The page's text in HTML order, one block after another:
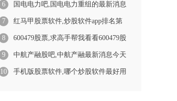
6 国电电力吧,国电电力重组的最新消息
7 红马甲股票软件,炒股软件app排名第
8 600479股票,求高手帮我看看600479股
9 中航产融股吧,中航产融最新消息今天
10 手机版股票软件,哪个炒股软件最好用